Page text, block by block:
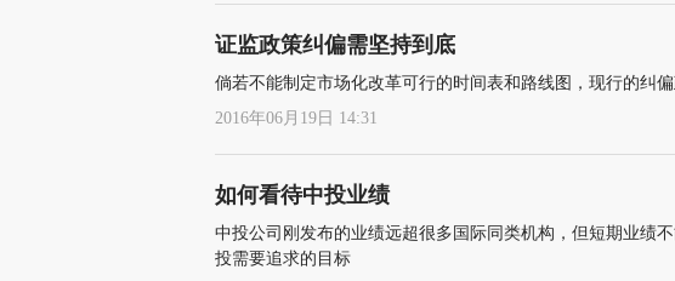
证监政策纠偏需坚持到底
倘若不能制定市场化改革可行的时间表和路线图，现行的纠
2016年06月19日 14:31
如何看待中投业绩
中投公司刚发布的业绩远超很多国际同类机构，但短期业绩
投需要追求的目标